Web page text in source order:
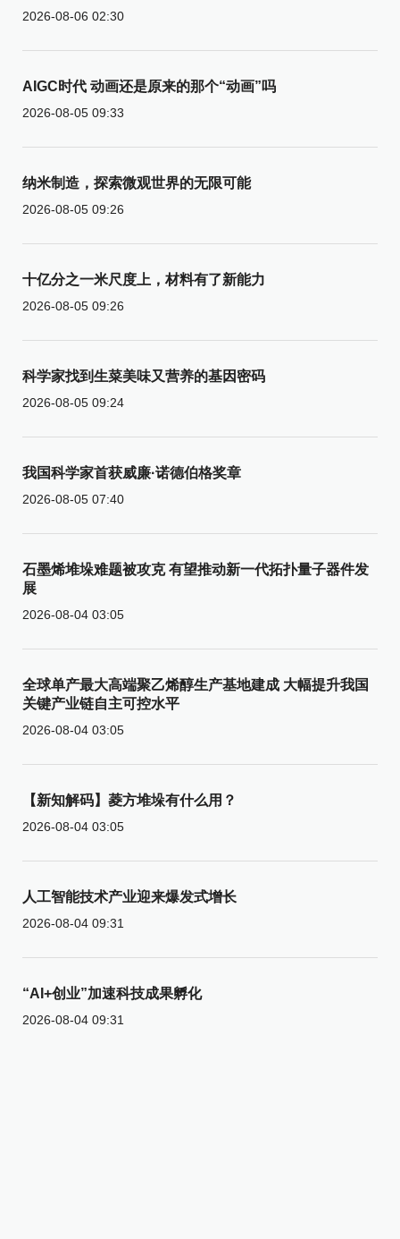
2026-08-06 02:30
AIGC时代 动画还是原来的那个“动画”吗
2026-08-05 09:33
纳米制造，探索微观世界的无限可能
2026-08-05 09:26
十亿分之一米尺度上，材料有了新能力
2026-08-05 09:26
科学家找到生菜美味又营养的基因密码
2026-08-05 09:24
我国科学家首获威廉·诺德伯格奖章
2026-08-05 07:40
石墨烯堆垛难题被攻克 有望推动新一代拓扑量子器件发
展
2026-08-04 03:05
全球单产最大高端聚乙烯醇生产基地建成 大幅提升我国
关键产业链自主可控水平
2026-08-04 03:05
【新知解码】菱方堆垛有什么用？
2026-08-04 03:05
人工智能技术产业迎来爆发式增长
2026-08-04 09:31
“AI+创业”加速科技成果孵化
2026-08-04 09:31